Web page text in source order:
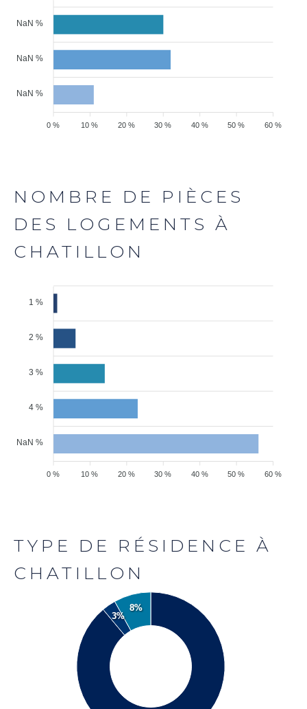
NaN %
NaN %
NaN %
60 %
50 %
40 %
30 %
20 %
10 %
0 %
NOMBRE DE PIÈCES
DES LOGEMENTS À
CHATILLON
1 %
2 %
3 %
4 %
NaN %
60 %
50 %
40 %
30 %
20 %
10 %
0 %
TYPE DE RÉSIDENCE À
CHATILLON
3%
8%